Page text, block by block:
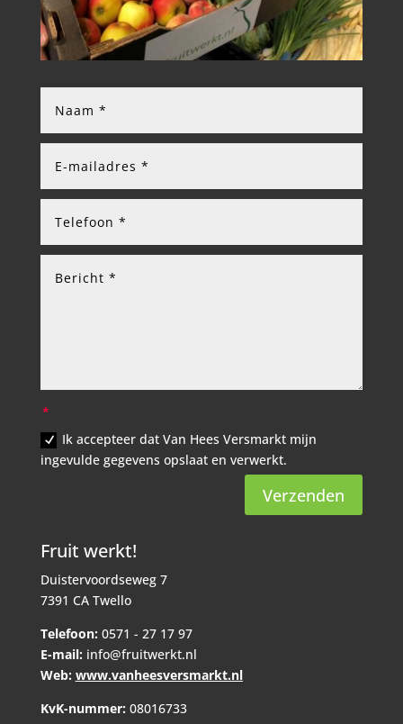
Ik accepteer dat Van Hees Versmarkt mijn
ingevulde gegevens opslaat en verwerkt.
Verzenden
Fruit werkt!
Duistervoordseweg 7
7391 CA Twello
Telefoon: 0571 - 27 17 97
E-mail: info@fruitwerkt.nl
Web: www.vanheesversmarkt.nl
KvK-nummer: 08016733